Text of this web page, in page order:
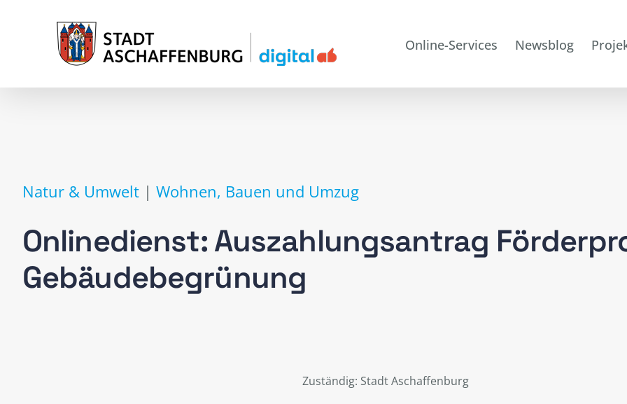
Online-Services Newsblog
Natur & Umwelt| Wohnen, Bauen und Umzug
Onlinedienst: Auszahlungsantrag
Gebäudebegrünung
Zuständig: Stadt Aschaffenburg